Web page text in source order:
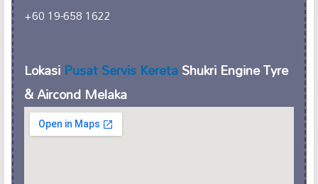
+60 19-658 1622
LokasiPusat Servis KeretaShukri Engine Tyre
& Aircond Melaka